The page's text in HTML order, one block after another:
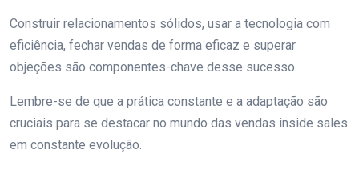
Construir relacionamentos sólidos, usar a tecnologia com
eficiência, fechar vendas de forma eficaz e superar
objeções são componentes-chave desse sucesso.
Lembre-se de que a prática constante e a adaptação são
cruciais para se destacar no mundo das vendas inside sales
em constante evolução.